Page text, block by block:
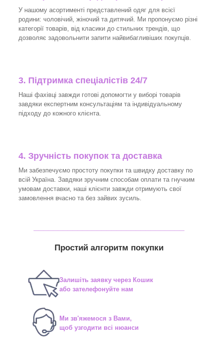
У нашому асортименті представлений одяг для всієї
родини: чоловічий, жіночий та дитячий. Ми пропонуємо різні
категорії товарів, від класики до стильних трендів, що
дозволяє задовольнити запити найвибагливіших покупців.
3. Підтримка спеціалістів 24/7
Наші фахівці завжди готові допомогти у виборі товарів
завдяки експертним консультаціям та індивідуальному
підходу до кожного клієнта.
4. Зручність покупок та доставка
Ми забезпечуємо простоту покупки та швидку доставку по
всій Україна. Завдяки зручним способам оплати та гнучким
умовам доставки, наші клієнти завжди отримують свої
замовлення вчасно та без зайвих зусиль.
Простий алгоритм покупки
Залишіть заявку через Кошик
або зателефонуйте нам
Ми зв'яжемося з Вами,
щоб узгодити всі нюанси